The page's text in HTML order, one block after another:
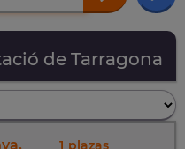
de Tarragona
1